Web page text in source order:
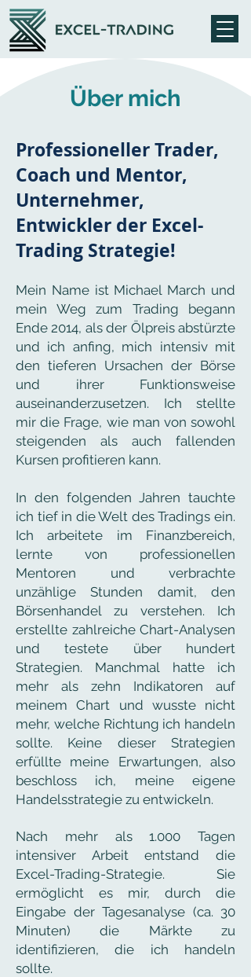
Über mich
Professioneller Trader,
Coach und Mentor,
Unternehmer,
Entwickler der Excel-
Trading Strategie!
Mein Name ist Michael March und
mein Weg zum Trading begann
Ende 2014, als der Ölpreis abstürzte
und ich anfing, mich intensiv mit
den tieferen Ursachen der Börse
und ihrer Funktionsweise
auseinanderzusetzen. Ich stellte
mir die Frage, wie man von sowohl
steigenden als auch fallenden
Kursen profitieren kann.
In den folgenden Jahren tauchte
ich tief in die Welt des Tradings ein.
Ich arbeitete im Finanzbereich,
lernte von professionellen
Mentoren und verbrachte
unzählige Stunden damit, den
Börsenhandel zu verstehen. Ich
erstellte zahlreiche Chart-Analysen
und testete über hundert
Strategien. Manchmal hatte ich
mehr als zehn Indikatoren auf
meinem Chart und wusste nicht
mehr, welche Richtung ich handeln
sollte. Keine dieser Strategien
erfüllte meine Erwartungen, also
beschloss ich, meine eigene
Handelsstrategie zu entwickeln.
Nach mehr als 1.000 Tagen
intensiver Arbeit entstand die
Excel-Trading-Strategie. Sie
ermöglicht es mir, durch die
Eingabe der Tagesanalyse (ca. 30
Minuten) die Märkte zu
identifizieren, die ich handeln
sollte.